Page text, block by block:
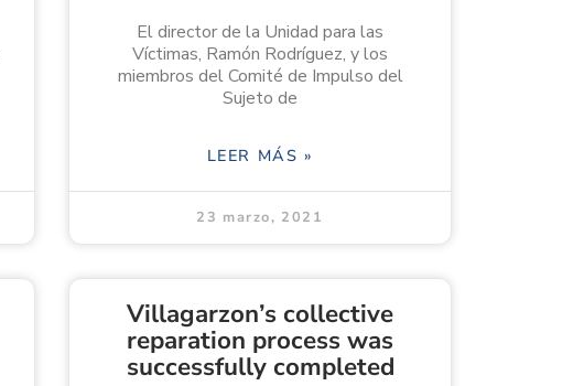
El director de la Unidad para las
Víctimas, Ramón Rodríguez, y los
miembros del Comité de Impulso del
Sujeto de
LEER MÁS »
23 marzo, 2021
Villagarzon’s collective
reparation process was
successfully completed